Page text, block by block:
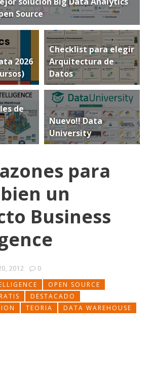
Source
2026
Checklist para elegir
Arquitectura de
Datos
de
Nuevo!! Data
University
para
un
Business
2012
0
OPEN SOURCE
DESTACADO
TEORIA DATA WAREHOUSE